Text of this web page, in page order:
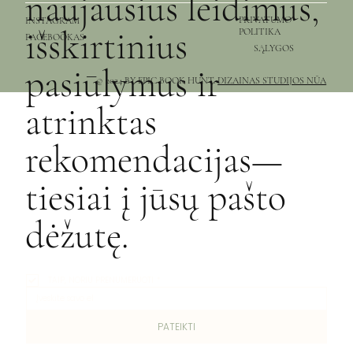
PRIVATUMO
POLITIKA
SĄLYGOS
© 2024 BY EPIC BOOK HUNT.DIZAINAS STUDIJOS NŪA
INSTAGRAM
FACEBOOKAS
išskirtinius
pasiūlymus ir
atrinktas
rekomendacijas—
tiesiai į jūsų pašto
dėžutę.
PATEIKTI